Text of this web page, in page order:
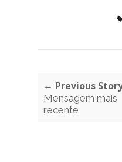
← Previous
Mensagem mais
recente